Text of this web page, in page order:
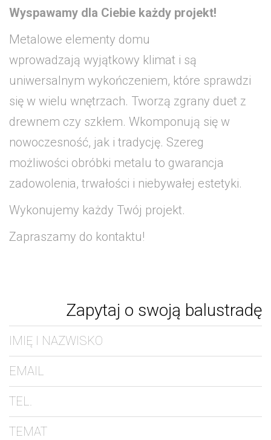
Wyspawamy dla Ciebie każdy projekt!
Metalowe elementy domu
wprowadzają wyjątkowy klimat i są
uniwersalnym wykończeniem, które sprawdzi
się w wielu wnętrzach. Tworzą zgrany duet z
drewnem czy szkłem. Wkomponują się w
nowoczesność, jak i tradycję. Szereg
możliwości obróbki metalu to gwarancja
zadowolenia, trwałości i niebywałej estetyki.
Wykonujemy każdy Twój projekt.
Zapraszamy do kontaktu!
Zapytaj o swoją balustradę
IMIĘ I NAZWISKO
EMAIL
TEL.
TEMAT